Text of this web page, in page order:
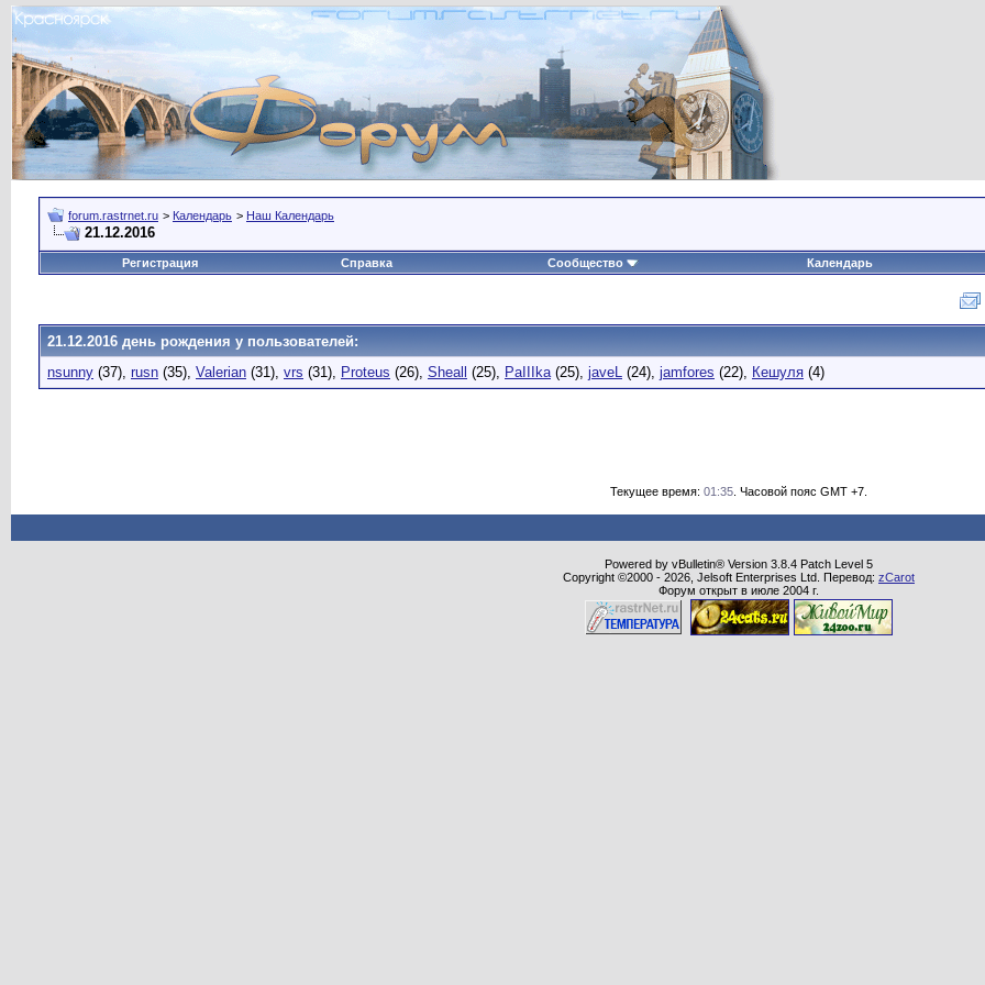
forum.rastrnet.ru > Календарь > Наш Календарь
21.12.2016
Регистрация
Справка Сообщество Календарь
21.12.2016 день рождения у пользователей:
nsunny (37), rusn (35), Valerian (31), vrs (31), Proteus (26), Sheall (25), PaIIIka(25), javeL (24), jamfores (22), Кешуля (4)
Текущее время: 01:35 . Часовой пояс GMT +7.
Powered by vBulletin® Version 3.8.4 Patch Level 5
Copyright ©2000 - 2026, Jelsoft Enterprises Ltd. Перевод: zCarot
Форум открыт в июле 2004 г.